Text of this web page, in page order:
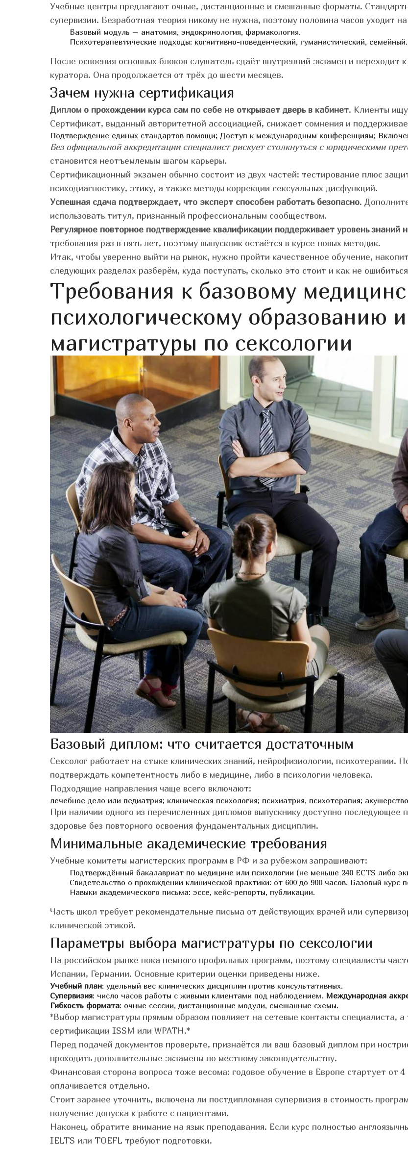
Учебные центры предлагают очные, дистанционные и смешанные форматы.
супервизии. Безработная теория никому не нужна, поэтому половина часов уходит
Базовый модуль – анатомия, эндокринология, фармакология.
Психотерапевтические подходы: когнитивно-поведенческий, гуманистический, семейный.
После освоения основных блоков слушатель сдаёт внутренний экзамен и переходит
куратора. Она продолжается от трёх до шести месяцев.
Зачем нужна сертификация
Диплом о прохождении курса сам по себе не открывает дверь в кабинет. Клиенты
Сертификат, выданный авторитетной ассоциацией, снижает сомнения и
Подтверждение единых стандартов помощи; Доступ к международным конференциям;
Без официальной аккредитации специалист рискует столкнуться с юридическими
становится неотъемлемым шагом карьеры.
Сертификационный экзамен обычно состоит из двух частей: тестирование плюс
психодиагностику, этику, а также методы коррекции сексуальных дисфункций.
Успешная сдача подтверждает, что эксперт способен работать безопасно.
использовать титул, признанный профессиональным сообществом.
Регулярное повторное подтверждение квалификации поддерживает уровень знаний
требования раз в пять лет, поэтому выпускник остаётся в курсе новых методик.
Итак, чтобы уверенно выйти на рынок, нужно пройти качественное обучение,
следующих разделах разберём, куда поступать, сколько это стоит и как не
Требования к базовому
психологическому образованию
магистратуры по сексологии
Базовый диплом: что считается достаточным
Сексолог работает на стыке клинических знаний, нейрофизиологии, психотерапии.
подтверждать компетентность либо в медицине, либо в психологии человека.
Подходящие направления чаще всего включают:
лечебное дело или педиатрия; клиническая психология; психиатрия, психотерапия;
При наличии одного из перечисленных дипломов выпускнику доступно последующее
здоровье без повторного освоения фундаментальных дисциплин.
Минимальные академические требования
Учебные комитеты магистерских программ в РФ и за рубежом запрашивают:
Подтверждённый бакалавриат по медицине или психологии (не меньше 240 ECTS либо
Свидетельство о прохождении клинической практики: от 600 до 900 часов. Базовый курс
Навыки академического письма: эссе, кейс-репорты, публикации.
Часть школ требует рекомендательные письма от действующих врачей или
клинической этикой.
Параметры выбора магистратуры по сексологии
На российском рынке пока немного профильных программ, поэтому специалисты
Испании, Германии. Основные критерии оценки приведены ниже.
Учебный план: удельный вес клинических дисциплин против консультативных.
Супервизия: число часов работы с живыми клиентами под наблюдением. Международная
Гибкость формата: очные сессии, дистанционные модули, смешанные схемы.
*Выбор магистратуры прямым образом повлияет на сетевые контакты специалиста,
сертификации ISSM или WPATH.*
Перед подачей документов проверьте, признаётся ли ваш базовый диплом при
проходить дополнительные экзамены по местному законодательству.
Финансовая сторона вопроса тоже весома: годовое обучение в Европе стартует от
оплачивается отдельно.
Стоит заранее уточнить, включена ли постдипломная супервизия в стоимость
получение допуска к работе с пациентами.
Наконец, обратите внимание на язык преподавания. Если курс полностью
IELTS или TOEFL требуют подготовки.